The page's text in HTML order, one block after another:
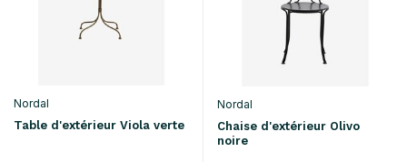
Nordal
Table d'extérieur Viola verte
Nordal
Chaise d'extérieur Olivo
noire